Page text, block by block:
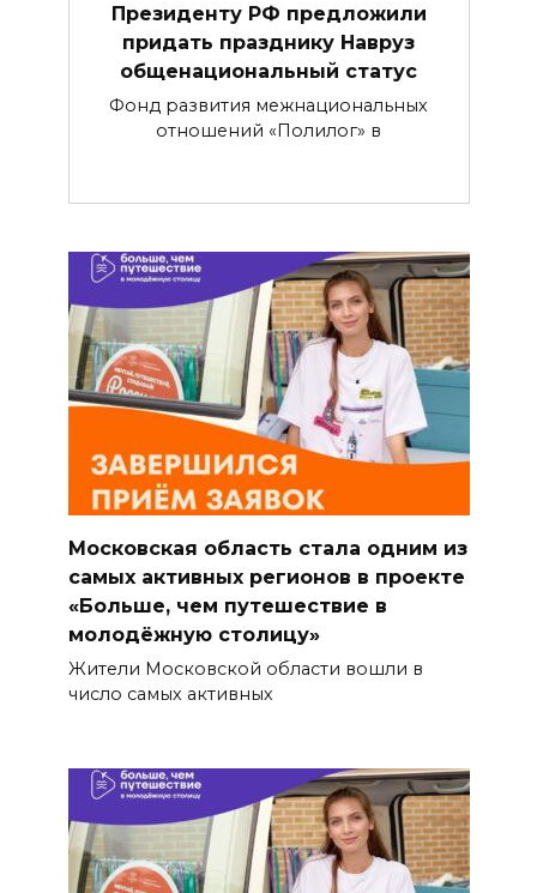
Президенту РФ предложили
придать празднику Навруз
общенациональный статус
Фонд развития межнациональных
отношений «Полилог» в
Московская область стала одним из
самых активных регионов в проекте
«Больше, чем путешествие в
молодёжную столицу»
Жители Московской области вошли в
число самых активных